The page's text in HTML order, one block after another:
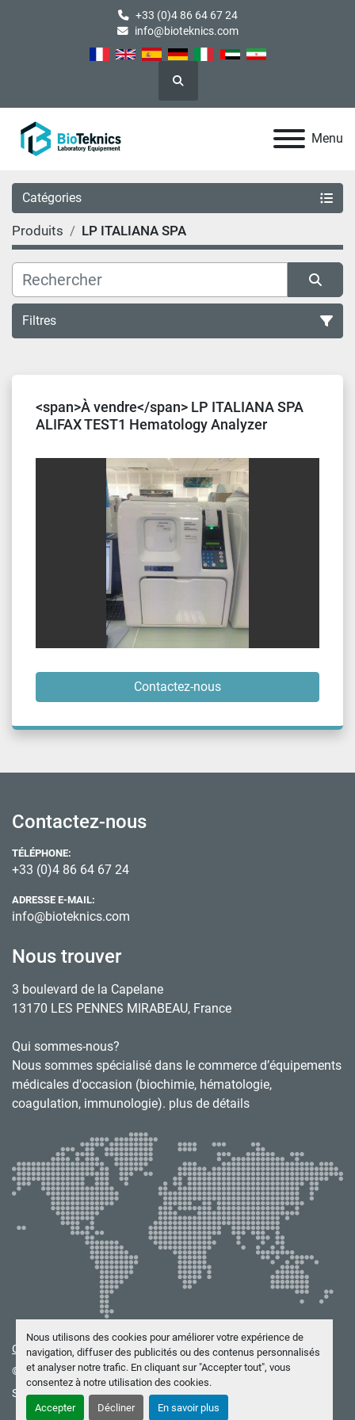
Nous utilisons des cookies pour améliorer votre expérience de
navigation, diffuser des publicités ou des contenus personnalisés
et analyser notre trafic. En cliquant sur "Accepter tout", vous
consentez à notre utilisation des cookies.
Accepter Décliner En savoir plus
+33 (0)4 86 64 67 24
info@bioteknics.com
Rechercher
Menu
Catégories
Produits LP ITALIANA SPA
Filtres
<span>À vendre</span> LP ITALIANA SPA
ALIFAX TEST1 Hematology Analyzer
Contactez-nous
Contactez-nous
TÉLÉPHONE:
+33 (0)4 86 64 67 24
ADRESSE E-MAIL:
info@bioteknics.com
Nous trouver
3 boulevard de la Capelane
13170 LES PENNES MIRABEAU, France
Qui sommes-nous?
Nous sommes spécialisé dans le commerce d’équipements
médicales d'occasion (biochimie, hématologie,
coagulation, immunologie). plus de détails
Gérez les cookies
© Copyright BIOTEKNICS 2026
Site webMachinio SystemparMachinio